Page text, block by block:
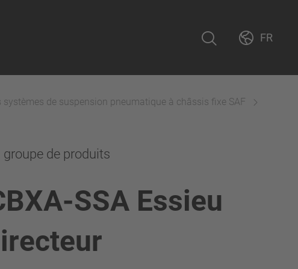
FR
systèmes de suspension pneumatique à châssis fixe SAF
groupe de produits
SSA Essieu